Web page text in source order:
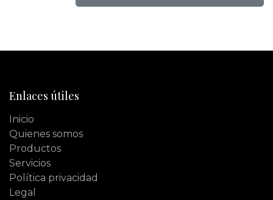
Enlaces útiles
Inicio
Quienes somos
Productos
Servicios
Política privacidad
Legal